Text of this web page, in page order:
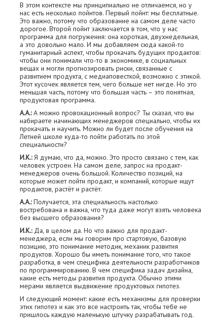
В этом контексте мы принципиально не отличаемся, но у
нас есть несколько пойнтов. Первый пойнт: мы бесплатные.
Это важно, потому что образование на самом деле часто
дорогое. Второй пойнт заключается в том, что у нас
программа для погружения: она короткая, двухнедельная,
а это довольно мало. И мы добавляем сюда какой-то
гуманитарный аспект, чтобы прокачать будущих продактов:
чтобы они понимали что-то в экономике, в социальных
вещах и могли прогнозировать риски, связанные с
развитием продукта, с медиаповесткой, возможно с этикой.
Этот кусочек является тем, чего больше нет нигде. Но это
меньшая часть, потому что большая часть – это понятная,
продуктовая программа.
А.А.:А можно провокационный вопрос? Ты сказал, что вы
набираете начинающих менеджеров специально, чтобы их
прокачать и научить. Можно ли будет после обучения на
Летней школе куда-то пойти работать по этой
специальности?
И.К.:Я думаю, что да, можно. Это просто связано с тем, как
человек устроен. На самом деле, запрос на продакт-
менеджеров очень большой. Количество позиций, на
которые может пойти продакт, и компаний, которые ищут
продактов, растёт и растёт.
А.А.:Получается, эта специальность настолько
востребована и важна, что туда даже могут взять человека
без высшего образования?
И.К.:Да, в целом да. Но что важно для продакт-
менеджера, если мы говорим про стартовую, базовую
позицию, это понимание методик, механик развития
продуктов. Хорошо бы иметь понимание того, что такое
разработка, в чем специфика деятельности разработчиков
по программированию. В чем специфика задач дизайна,
какие есть методы развития продукта. Обычно этими
мерами является выдвижение продуктовых гипотез.
И следующий момент: какие есть механизмы для проверки
этих гипотез и как это все настроить так, чтобы тебе не
пришлось каждую маленькую штучку разрабатывать год.